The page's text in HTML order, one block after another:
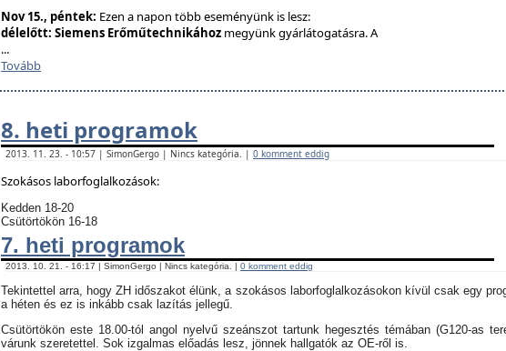
Nov 15., péntek: Ezen a napon több eseményünk is lesz:
délelőtt: Siemens Erőműtechnikához megyünk gyárlátogatásra. A
...
Tovább
8. heti programok
2013. 11. 23. - 10:57 | SimonGergo | Nincs kategória. | 0 komment eddig
Szokásos laborfoglalkozások:
Kedden 18-20
Csütörtökön 16-18
7. heti programok
2013. 10. 21. - 16:17 | SimonGergo | Nincs kategória. | 0 komment eddig
Tekintettel arra, hogy ZH időszakot élünk, a szokásos laborfoglalkozásokon kívül csak egy
a héten és ez is inkább csak lazítás jellegű.
Csütörtökön este 18.00-tól angol nyelvű szeánszot tartunk hegesztés témában (G120-as
várunk szeretettel. Sok izgalmas előadás lesz, jönnek hallgatók az OE-ről is.